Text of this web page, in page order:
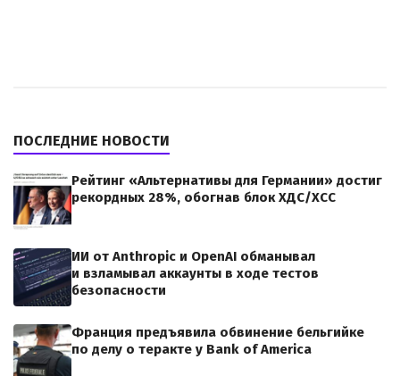
ПОСЛЕДНИЕ НОВОСТИ
Рейтинг «Альтернативы для Германии» достиг
рекордных 28%, обогнав блок ХДС/ХСС
ИИ от Anthropic и OpenAI обманывал
и взламывал аккаунты в ходе тестов
безопасности
Франция предъявила обвинение бельгийке
по делу о теракте у Bank of America